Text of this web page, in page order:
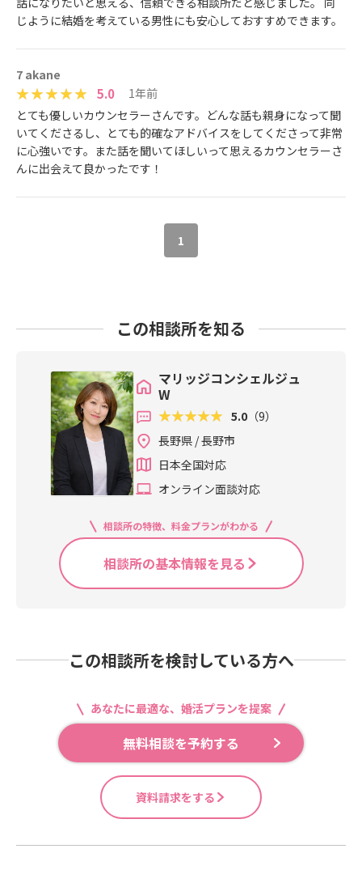
じように結婚を考えている男性にも安心しておすすめできます。
7 akane
5.0
1年前
とても優しいカウンセラーさんです。どんな話も親身になって聞
いてくださるし、とても的確なアドバイスをしてくださって非常
に心強いです。また話を聞いてほしいって思えるカウンセラーさ
んに出会えて良かったです！
1
この相談所を知る
マリッジコンシェルジュ
W
5.0 （9）
長野県 / 長野市
日本全国対応
オンライン面談対応
相談所の特徴、料金プランがわかる
相談所の基本情報を見る
この相談所を検討している方へ
あなたに最適な、婚活プランを提案
無料相談を予約する
資料請求をする